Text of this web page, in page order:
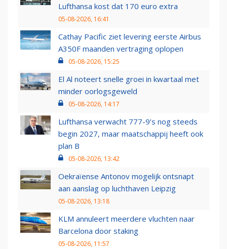
Lufthansa kost dat 170 euro extra
05-08-2026, 16:41
Cathay Pacific ziet levering eerste Airbus
A350F maanden vertraging oplopen
05-08-2026, 15:25
El Al noteert snelle groei in kwartaal met
minder oorlogsgeweld
05-08-2026, 14:17
Lufthansa verwacht 777-9’s nog steeds
begin 2027, maar maatschappij heeft ook
plan B
05-08-2026, 13:42
Oekraïense Antonov mogelijk ontsnapt
aan aanslag op luchthaven Leipzig
05-08-2026, 13:18
KLM annuleert meerdere vluchten naar
Barcelona door staking
05-08-2026, 11:57